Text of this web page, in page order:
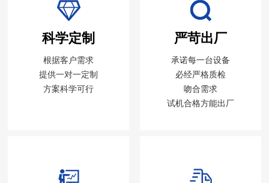
科学定制
根据客户需求
提供一对一定制
方案科学可行
严苛出厂
承诺每一台设备
必经严格质检
吻合需求
试机合格方能出厂